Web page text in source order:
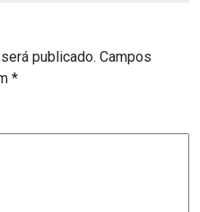
publicado. Campos
*